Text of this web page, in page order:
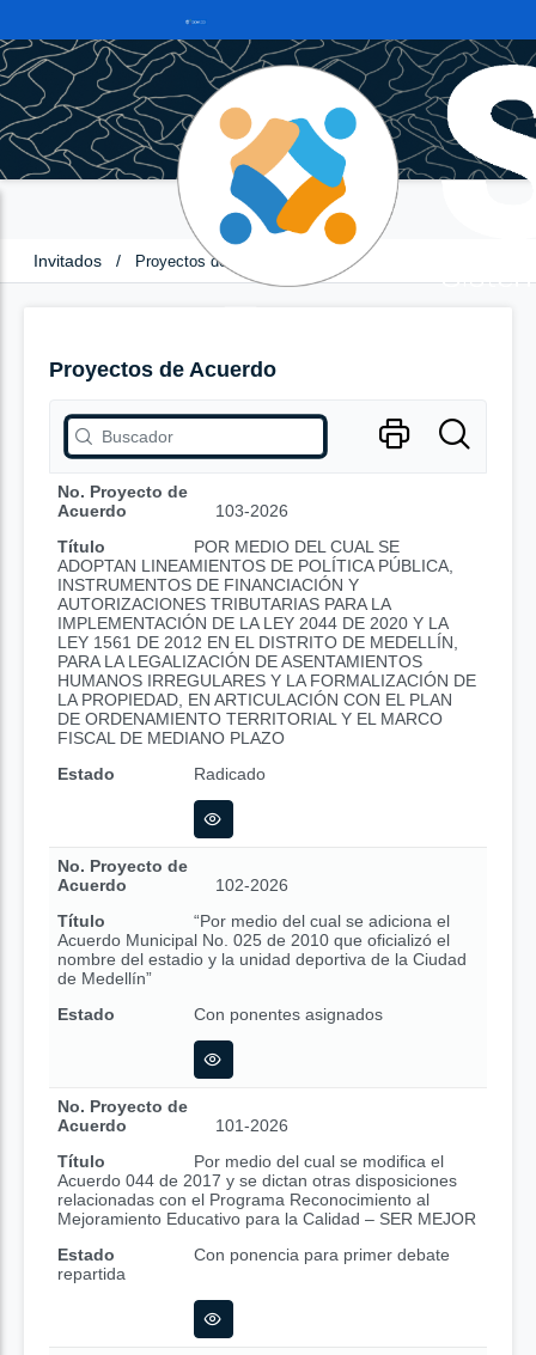
Invitados / Proyectos de Acuerdo
Proyectos de Acuerdo
No. Proyecto de
Acuerdo
103-2026
Título
POR MEDIO DEL CUAL SE
ADOPTAN LINEAMIENTOS DE POLÍTICA PÚBLICA,
INSTRUMENTOS DE FINANCIACIÓN Y
AUTORIZACIONES TRIBUTARIAS PARA LA
IMPLEMENTACIÓN DE LA LEY 2044 DE 2020 Y LA
LEY 1561 DE 2012 EN EL DISTRITO DE MEDELLÍN,
PARA LA LEGALIZACIÓN DE ASENTAMIENTOS
HUMANOS IRREGULARES Y LA FORMALIZACIÓN DE
LA PROPIEDAD, EN ARTICULACIÓN CON EL PLAN
DE ORDENAMIENTO TERRITORIAL Y EL MARCO
FISCAL DE MEDIANO PLAZO
Estado
Radicado
No. Proyecto de
Acuerdo
102-2026
Título
“Por medio del cual se adiciona el
Acuerdo Municipal No. 025 de 2010 que oficializó el
nombre del estadio y la unidad deportiva de la Ciudad
de Medellín”
Estado
Con ponentes asignados
No. Proyecto de
Acuerdo
101-2026
Título
Por medio del cual se modifica el
Acuerdo 044 de 2017 y se dictan otras disposiciones
relacionadas con el Programa Reconocimiento al
Mejoramiento Educativo para la Calidad – SER MEJOR
Estado
Con ponencia para primer debate
repartida